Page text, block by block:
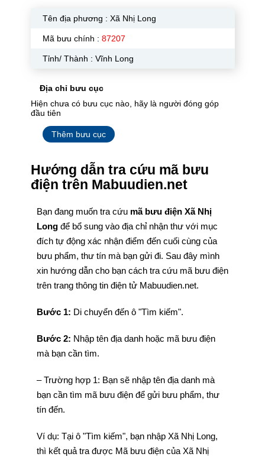
Tên địa phương : Xã Nhị Long
Mã bưu chính : 87207
Tỉnh/ Thành : Vĩnh Long
Địa chỉ bưu cục
Hiện chưa có bưu cục nào, hãy là người đóng góp
đầu tiên
Thêm bưu cục
Hướng dẫn tra cứu mã bưu
điện trên Mabuudien.net
Bạn đang muốn tra cứu mã bưu điện Xã Nhị
Long để bổ sung vào địa chỉ nhận thư với mục
đích tự động xác nhận điểm đến cuối cùng của
bưu phẩm, thư tín mà bạn gửi đi. Sau đây mình
xin hướng dẫn cho bạn cách tra cứu mã bưu điện
trên trang thông tin điện tử Mabuudien.net.
Bước 1: Di chuyển đến ô "Tìm kiếm".
Bước 2: Nhập tên địa danh hoặc mã bưu điện
mà bạn cần tìm.
– Trường hợp 1: Bạn sẽ nhập tên địa danh mà
bạn cần tìm mã bưu điện để gửi bưu phẩm, thư
tín đến.
Ví dụ: Tại ô "Tìm kiếm", bạn nhập Xã Nhị Long,
thì kết quả tra được Mã bưu điện của Xã Nhị